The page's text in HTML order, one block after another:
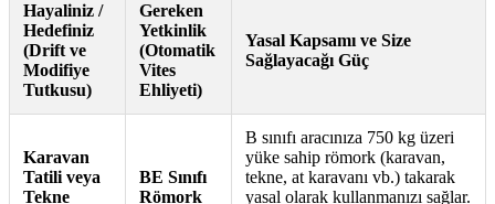
Hayaliniz /
Hedefiniz
(Drift ve
Modifiye
Tutkusu)
Gereken
Yetkinlik
(Otomatik
Vites
Ehliyeti)
Yasal Kapsamı ve Size
Sağlayacağı Güç
Karavan
Tatili veya
Tekne
BE Sınıfı
Römork
B sınıfı aracınıza 750 kg üzeri
yüke sahip römork (karavan,
tekne, at karavanı vb.) takarak
yasal olarak kullanmanızı sağlar.